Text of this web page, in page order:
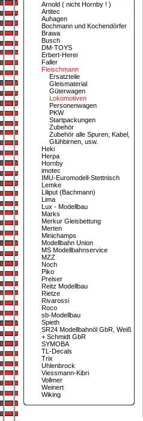
Arnold ( nicht Hornby ! )
Artitec
Auhagen
Bochmann und Kochendörfer
Brawa
Busch
DM-TOYS
Erbert-Herei
Faller
Fleischmann
Ersatzteile
Gleismaterial
Güterwagen
Lokomotiven
Personenwagen
PKW
Startpackungen
Zubehör
Zubehör alle Spuren, Kabel,
Glühbirnen, usw.
Heki
Herpa
Hornby
imotec
IMU-Euromodell-Stettnisch
Lemke
Liliput (Bachmann)
Lima
Lux - Modellbau
Marks
Merkur Gleisbettung
Merten
Minichamps
Modellbahn Union
MS Modellbahnservice
MZZ
Noch
Piko
Preiser
Reitz Modellbau
Rietze
Rivarossi
Roco
sb-Modellbau
Spieth
SR24 Modellbahnöl GbR, Weiß
+ Schmidt GbR
SYMOBA
TL-Decals
Trix
Uhlenbrock
Viessmann-Kibri
Vollmer
Weinert
Wiking